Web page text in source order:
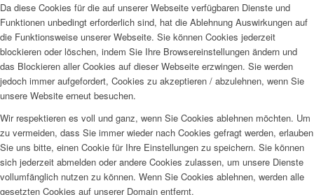
Da diese Cookies für die auf unserer Webseite verfügbaren Dienste und
Funktionen unbedingt erforderlich sind, hat die Ablehnung Auswirkungen auf
die Funktionsweise unserer Webseite. Sie können Cookies jederzeit
blockieren oder löschen, indem Sie Ihre Browsereinstellungen ändern und
das Blockieren aller Cookies auf dieser Webseite erzwingen. Sie werden
jedoch immer aufgefordert, Cookies zu akzeptieren / abzulehnen, wenn Sie
unsere Website erneut besuchen.
Wir respektieren es voll und ganz, wenn Sie Cookies ablehnen möchten. Um
zu vermeiden, dass Sie immer wieder nach Cookies gefragt werden, erlauben
Sie uns bitte, einen Cookie für Ihre Einstellungen zu speichern. Sie können
sich jederzeit abmelden oder andere Cookies zulassen, um unsere Dienste
vollumfänglich nutzen zu können. Wenn Sie Cookies ablehnen, werden alle
gesetzten Cookies auf unserer Domain entfernt.